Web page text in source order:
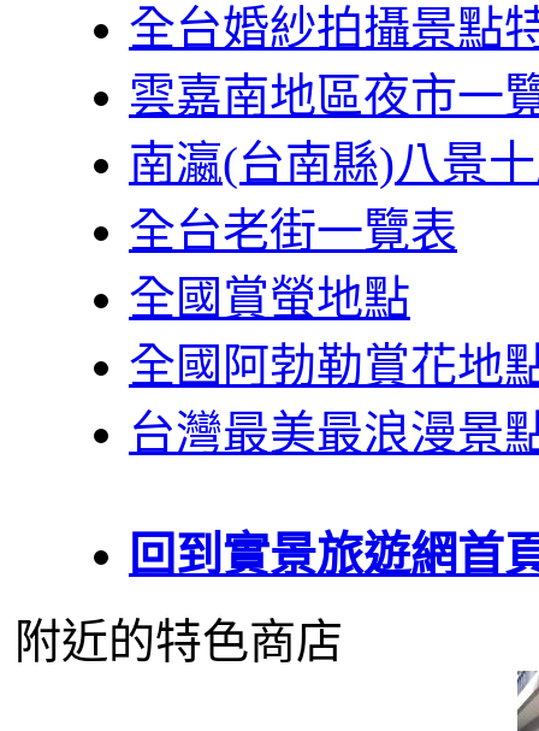
全台婚紗拍攝景點
雲嘉南地區夜市一
南瀛(台南縣)八景
全台老街一覽表
全國賞螢地點
全國阿勃勒賞花地
台灣最美最浪漫景
回到實景旅遊網首
附近的特色商店